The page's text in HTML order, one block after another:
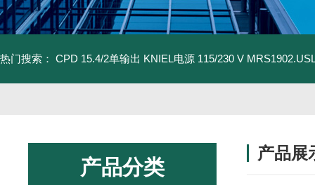
热门搜索： CPD 15.4/2单输出 KNIEL电源 115/230 V
产品分类
产品展